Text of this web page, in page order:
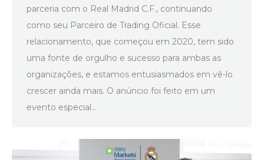
parceria com o Real Madrid C.F., continuando
como seu Parceiro de Trading Oficial. Esse
relacionamento, que começou em 2020, tem sido
uma fonte de orgulho e sucesso para ambas as
organizações, e estamos entusiasmados em vê-lo
crescer ainda mais. O anúncio foi feito em um
evento especial…